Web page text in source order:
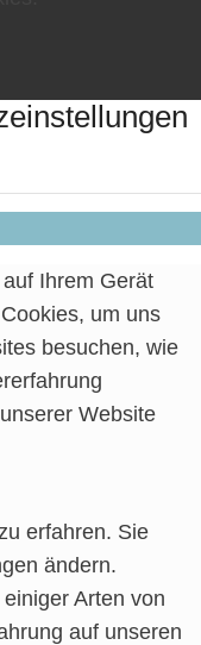
Ihrem Gerät
um uns
besuchen, wie
Website
erfahren. Sie
ändern.
Arten von
auf unseren